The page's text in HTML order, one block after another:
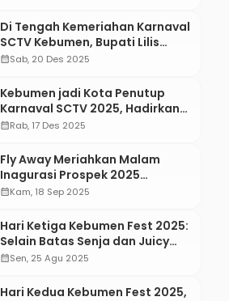
Di Tengah Kemeriahan Karnaval
SCTV Kebumen, Bupati Lilis
Ungkap Jumlah Donasi Peduli
Terkumpul
calendar_monthSab, 20 Des 2025
Kebumen jadi Kota Penutup
Karnaval SCTV 2025, Hadirkan
Sederet Musisi Papan Atas
calendar_monthRab, 17 Des 2025
Fly Away Meriahkan Malam
Inagurasi Prospek 2025
Universitas Putra Bangsa
calendar_monthKam, 18 Sep 2025
Hari Ketiga Kebumen Fest 2025:
Selain Batas Senja dan Juicy
Luicy, Ada Apa Lagi?
calendar_monthSen, 25 Agu 2025
Hari Kedua Kebumen Fest 2025,